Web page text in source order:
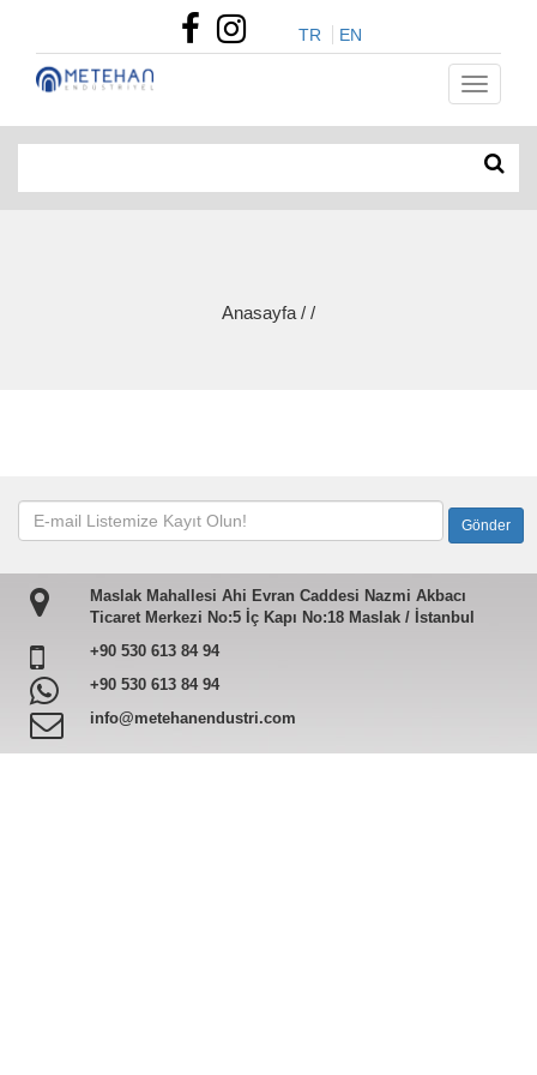
TR EN
Anasayfa / /
Maslak Mahallesi Ahi Evran Caddesi Nazmi Akbacı
Ticaret Merkezi No:5 İç Kapı No:18 Maslak / İstanbul
+90 530 613 84 94
+90 530 613 84 94
info@metehanendustri.com